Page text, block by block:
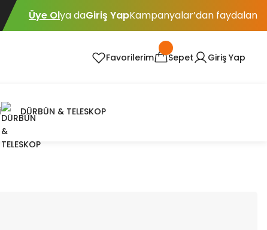
Üye Olya daGiriş YapKampanyalar’dan faydalan
Favorilerim Sepet Giriş Yap
DÜRBÜN & TELESKOP